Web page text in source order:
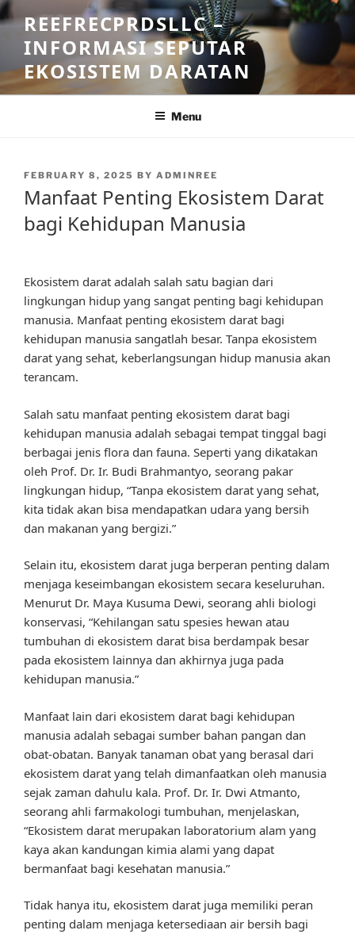
Skip
to
content
REEFRECPRDSLLC –
INFORMASI SEPUTAR
EKOSISTEM DARATAN
Menu
POSTED
FEBRUARY 8, 2025 BY ADMINREE
Manfaat Penting Ekosistem Darat
bagi Kehidupan Manusia
Ekosistem darat adalah salah satu bagian dari
lingkungan hidup yang sangat penting bagi kehidupan
manusia. Manfaat penting ekosistem darat bagi
kehidupan manusia sangatlah besar. Tanpa ekosistem
darat yang sehat, keberlangsungan hidup manusia akan
terancam.
Salah satu manfaat penting ekosistem darat bagi
kehidupan manusia adalah sebagai tempat tinggal bagi
berbagai jenis flora dan fauna. Seperti yang dikatakan
oleh Prof. Dr. Ir. Budi Brahmantyo, seorang pakar
lingkungan hidup, “Tanpa ekosistem darat yang sehat,
kita tidak akan bisa mendapatkan udara yang bersih
dan makanan yang bergizi.”
Selain itu, ekosistem darat juga berperan penting dalam
menjaga keseimbangan ekosistem secara keseluruhan.
Menurut Dr. Maya Kusuma Dewi, seorang ahli biologi
konservasi, “Kehilangan satu spesies hewan atau
tumbuhan di ekosistem darat bisa berdampak besar
pada ekosistem lainnya dan akhirnya juga pada
kehidupan manusia.”
Manfaat lain dari ekosistem darat bagi kehidupan
manusia adalah sebagai sumber bahan pangan dan
obat-obatan. Banyak tanaman obat yang berasal dari
ekosistem darat yang telah dimanfaatkan oleh manusia
sejak zaman dahulu kala. Prof. Dr. Ir. Dwi Atmanto,
seorang ahli farmakologi tumbuhan, menjelaskan,
“Ekosistem darat merupakan laboratorium alam yang
kaya akan kandungan kimia alami yang dapat
bermanfaat bagi kesehatan manusia.”
Tidak hanya itu, ekosistem darat juga memiliki peran
penting dalam menjaga ketersediaan air bersih bagi